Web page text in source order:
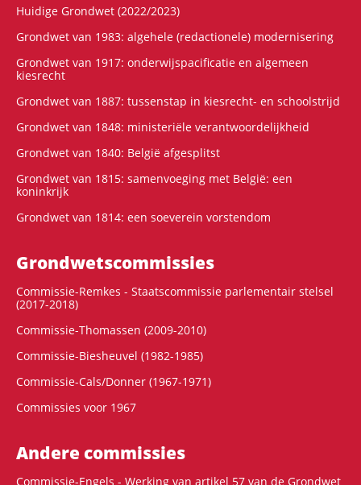
Huidige Grondwet (2022/2023)
Grondwet van 1983: algehele (redactionele) modernisering
Grondwet van 1917: onderwijspacificatie en algemeen
kiesrecht
Grondwet van 1887: tussenstap in kiesrecht- en schoolstrijd
Grondwet van 1848: ministeriële verantwoordelijkheid
Grondwet van 1840: België afgesplitst
Grondwet van 1815: samenvoeging met België: een
koninkrijk
Grondwet van 1814: een soeverein vorstendom
Grondwets­commissies
Commissie-Remkes - Staatscommissie parlementair stelsel
(2017-2018)
Commissie-Thomassen (2009-2010)
Commissie-Biesheuvel (1982-1985)
Commissie-Cals/Donner (1967-1971)
Commissies voor 1967
Andere commissies
Commissie-Engels - Werking van artikel 57 van de Grondwet